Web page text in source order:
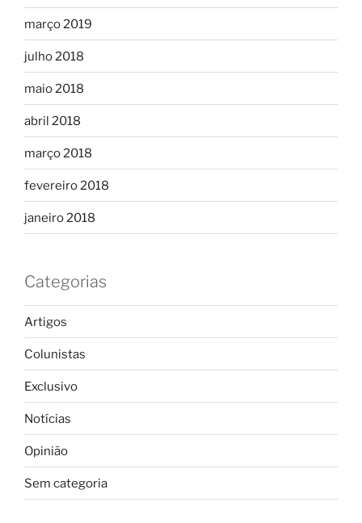
março 2019
julho 2018
maio 2018
abril 2018
março 2018
fevereiro 2018
janeiro 2018
Categorias
Artigos
Colunistas
Exclusivo
Notícias
Opinião
Sem categoria